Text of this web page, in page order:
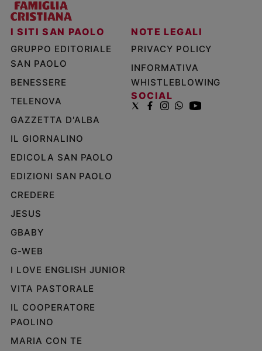
Redazione
I SITI SAN PAOLO
GRUPPO EDITORIALE
SAN PAOLO
BENESSERE
TELENOVA
GAZZETTA D'ALBA
IL GIORNALINO
EDICOLA SAN PAOLO
EDIZIONI SAN PAOLO
CREDERE
JESUS
GBABY
G-WEB
I LOVE ENGLISH JUNIOR
VITA PASTORALE
IL COOPERATORE
PAOLINO
MARIA CON TE
NOTE LEGALI
PRIVACY POLICY
INFORMATIVA
WHISTLEBLOWING
SOCIAL